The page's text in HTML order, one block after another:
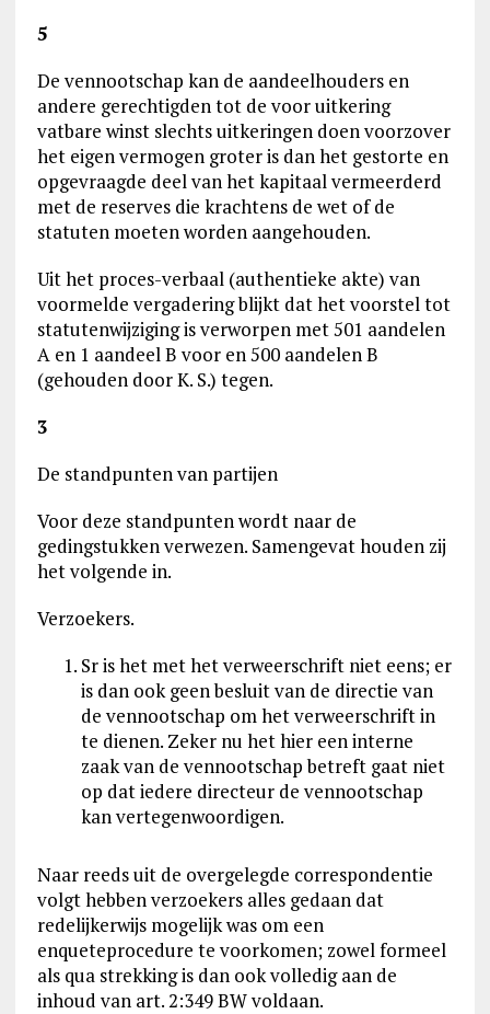
5
De vennootschap kan de aandeelhouders en
andere gerechtigden tot de voor uitkering
vatbare winst slechts uitkeringen doen voorzover
het eigen vermogen groter is dan het gestorte en
opgevraagde deel van het kapitaal vermeerderd
met de reserves die krachtens de wet of de
statuten moeten worden aangehouden.
Uit het proces-verbaal (authentieke akte) van
voormelde vergadering blijkt dat het voorstel tot
statutenwijziging is verworpen met 501 aandelen
A en 1 aandeel B voor en 500 aandelen B
(gehouden door K. S.) tegen.
3
De standpunten van partijen
Voor deze standpunten wordt naar de
gedingstukken verwezen. Samengevat houden zij
het volgende in.
Verzoekers.
Sr is het met het verweerschrift niet eens; er
is dan ook geen besluit van de directie van
de vennootschap om het verweerschrift in
te dienen. Zeker nu het hier een interne
zaak van de vennootschap betreft gaat niet
op dat iedere directeur de vennootschap
kan vertegenwoordigen.
Naar reeds uit de overgelegde correspondentie
volgt hebben verzoekers alles gedaan dat
redelijkerwijs mogelijk was om een
enqueteprocedure te voorkomen; zowel formeel
als qua strekking is dan ook volledig aan de
inhoud van art. 2:349 BW voldaan.